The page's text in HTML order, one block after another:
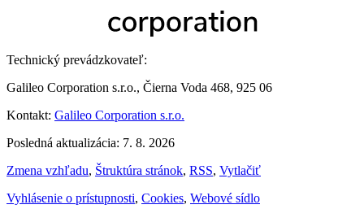
Technický prevádzkovateľ:
Galileo Corporation s.r.o., Čierna Voda 468, 925 06
Kontakt: Galileo Corporation s.r.o.
Posledná aktualizácia: 7. 8. 2026
Zmena vzhľadu, Štruktúra stránok, RSS, Vytlačiť
Vyhlásenie o prístupnosti, Cookies, Webové sídlo